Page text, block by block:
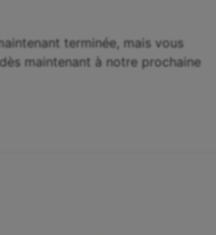
terminée, mais vous
maintenant à notre prochaine